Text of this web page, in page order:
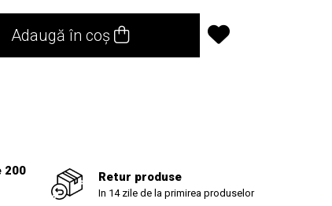
Adaugă în coș
200
Retur produse
In 14 zile de la primirea produselor